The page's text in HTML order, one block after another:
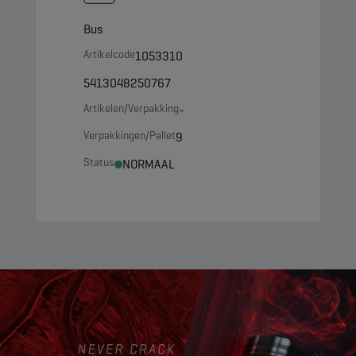
Bus
Artikelcode1053310
5413048250767
Artikelen/Verpakking-
Verpakkingen/Pallet9
Status NORMAAL